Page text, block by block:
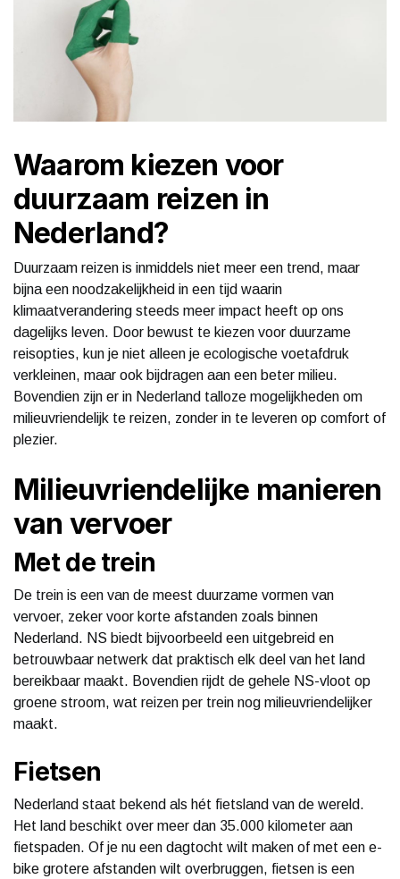
Waarom kiezen voor
duurzaam reizen in
Nederland?
Duurzaam reizen is inmiddels niet meer een trend, maar
bijna een noodzakelijkheid in een tijd waarin
klimaatverandering steeds meer impact heeft op ons
dagelijks leven. Door bewust te kiezen voor duurzame
reisopties, kun je niet alleen je ecologische voetafdruk
verkleinen, maar ook bijdragen aan een beter milieu.
Bovendien zijn er in Nederland talloze mogelijkheden om
milieuvriendelijk te reizen, zonder in te leveren op comfort of
plezier.
Milieuvriendelijke manieren
van vervoer
Met de trein
De trein is een van de meest duurzame vormen van
vervoer, zeker voor korte afstanden zoals binnen
Nederland. NS biedt bijvoorbeeld een uitgebreid en
betrouwbaar netwerk dat praktisch elk deel van het land
bereikbaar maakt. Bovendien rijdt de gehele NS-vloot op
groene stroom, wat reizen per trein nog milieuvriendelijker
maakt.
Fietsen
Nederland staat bekend als hét fietsland van de wereld.
Het land beschikt over meer dan 35.000 kilometer aan
fietspaden. Of je nu een dagtocht wilt maken of met een e-
bike grotere afstanden wilt overbruggen, fietsen is een